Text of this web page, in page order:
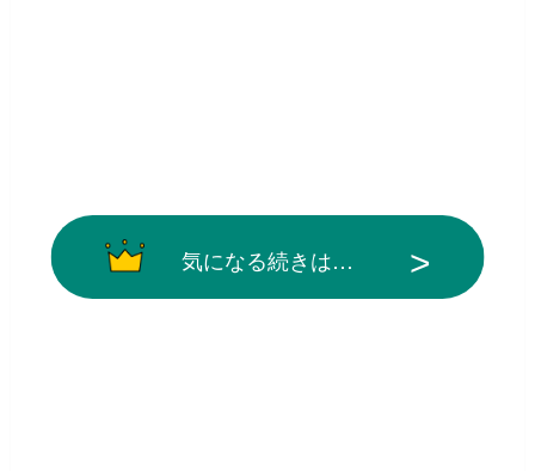
気になる続きは…